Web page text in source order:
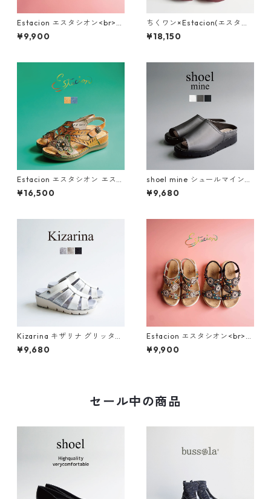
Estacion エスタシオン<br>エ
スニック調カラフルビーズデ
ザインコンフォートサンダル 3
¥9,900
ちくワン×Estacion(エスタシ
オン)コラボ ちくワンモチーフ
2way本革サボシューズ TGE68
¥18,150
Estacion エスタシオン エスニ
ック調フラワーカット本革ス
トラップサンダル 2522-5
¥16,500
shoel mine シュールマイン
ビジューアシンメトリー厚底
ミュールサンダル SM7656
¥9,680
Kizarina キザリナ グリッター
モチーフ2WAY厚底グルカサン
ダル KZ675
¥9,680
Estacion エスタシオン<br>エ
スニック調サークルモチーフ
カラフルビーズコンフォート
¥9,900
セール中の商品